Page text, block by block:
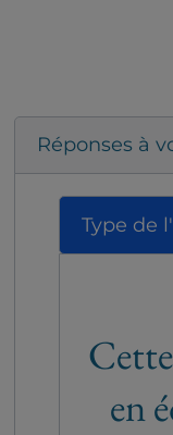
Réponses à
Type de
en